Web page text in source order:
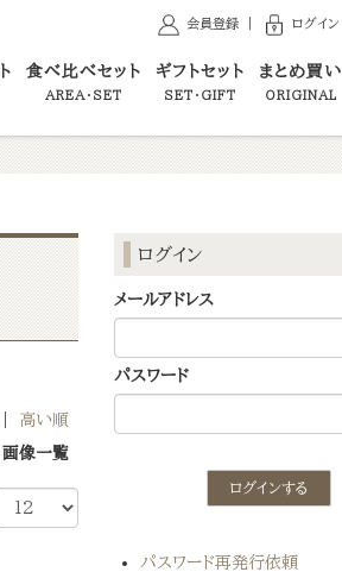
会員登録 ログイン
食べ比べセット
AREA・SET
ギフトセット
SET・GIFT
まとめ買い
ORIGINAL
高い順
画像一覧
ログイン
メールアドレス
パスワード
パスワード再発行依頼